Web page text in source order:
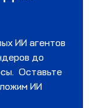
ИИ агентов
до
Оставьте
ИИ